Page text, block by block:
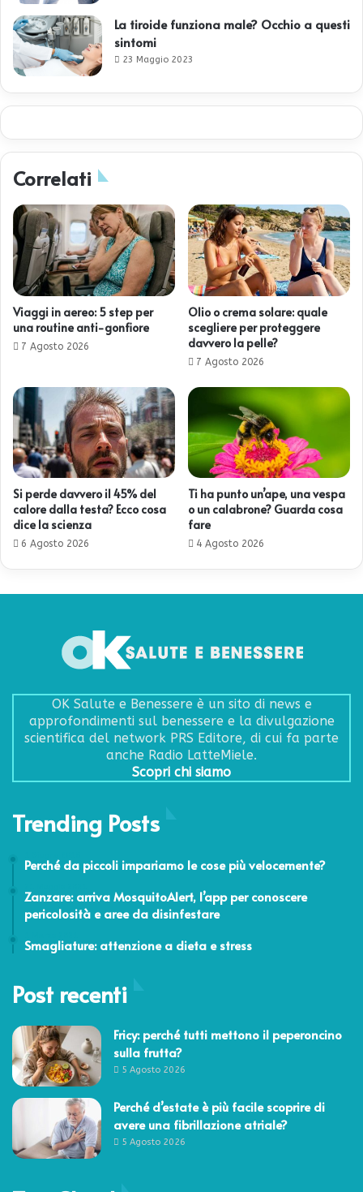
La tiroide funziona male? Occhio a questi
sintomi
23 Maggio 2023
Correlati
Viaggi in aereo: 5 step per
una routine anti-gonfiore
7 Agosto 2026
Olio o crema solare: quale
scegliere per proteggere
davvero la pelle?
7 Agosto 2026
Si perde davvero il 45% del
calore dalla testa? Ecco cosa
dice la scienza
6 Agosto 2026
Ti ha punto un’ape, una vespa
o un calabrone? Guarda cosa
fare
4 Agosto 2026
OK Salute e Benessere è un sito di news e
approfondimenti sul benessere e la divulgazione
scientifica del network PRS Editore, di cui fa parte
anche Radio LatteMiele.
Scopri chi siamo
Trending Posts
Perché da piccoli impariamo le cose più velocemente?
Zanzare: arriva MosquitoAlert, l’app per conoscere
pericolosità e aree da disinfestare
Smagliature: attenzione a dieta e stress
Post recenti
Fricy: perché tutti mettono il peperoncino
sulla frutta?
5 Agosto 2026
Perché d’estate è più facile scoprire di
avere una fibrillazione atriale?
5 Agosto 2026